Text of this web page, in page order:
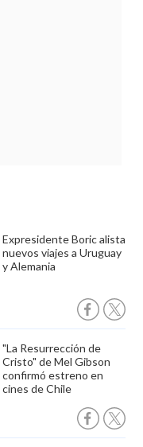
Expresidente Boric alista
nuevos viajes a Uruguay
y Alemania
"La Resurrección de
Cristo" de Mel Gibson
confirmó estreno en
cines de Chile